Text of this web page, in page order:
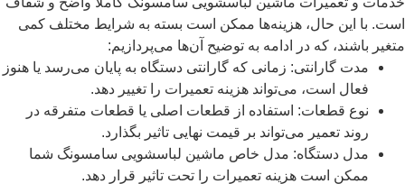
است. با این حال، هزینه‌ها ممکن است بسته به شرایط مختلف کمی
متغیر باشند، که در ادامه به توضیح آن‌ها می‌پردازیم:
مدت گارانتی: زمانی که گارانتی دستگاه به پایان می‌رسد یا هنوز
فعال است، می‌تواند هزینه تعمیرات را تغییر دهد.
نوع قطعات: استفاده از قطعات اصلی یا قطعات متفرقه در
روند تعمیر می‌تواند بر قیمت نهایی تاثیر بگذارد.
مدل دستگاه: مدل خاص ماشین لباسشویی سامسونگ شما
ممکن است هزینه تعمیرات را تحت تاثیر قرار دهد.